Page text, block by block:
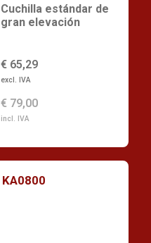
Cuchilla estándar de
gran elevación
€ 65,29
excl. IVA
€ 79,00
incl. IVA
KA0800